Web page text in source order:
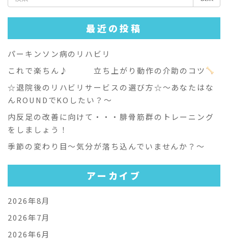
索:
最近の投稿
パーキンソン病のリハビリ
これで楽ちん♪ 立ち上がり動作の介助のコツ
☆退院後のリハビリサービスの選び方☆～あなたはな
んROUNDでKOしたい？～
内反足の改善に向けて・・・腓骨筋群のトレーニング
をしましょう！
季節の変わり目～気分が落ち込んでいませんか？～
アーカイブ
2026年8月
2026年7月
2026年6月